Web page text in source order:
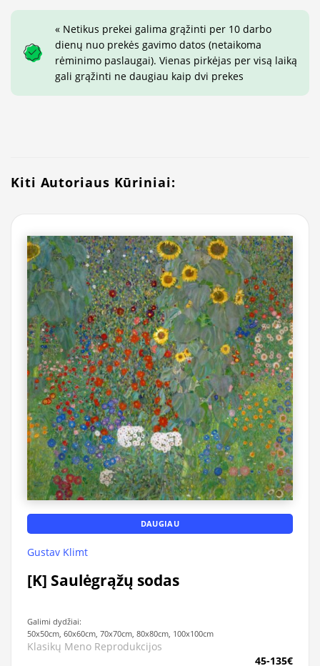
« Netikus prekei galima grąžinti per 10 darbo
dienų nuo prekės gavimo datos (netaikoma
rėminimo paslaugai). Vienas pirkėjas per visą laiką
gali grąžinti ne daugiau kaip dvi prekes
Kiti Autoriaus Kūriniai:
DAUGIAU
Gustav Klimt
[K] Saulėgrąžų sodas
Galimi dydžiai:
50x50cm, 60x60cm, 70x70cm, 80x80cm, 100x100cm
Klasikų Meno Reprodukcijos
45-135€